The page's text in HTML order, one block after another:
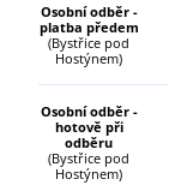
Osobní odběr -
platba předem
(Bystřice pod
Hostýnem)
Osobní odběr -
hotově při
odběru
(Bystřice pod
Hostýnem)